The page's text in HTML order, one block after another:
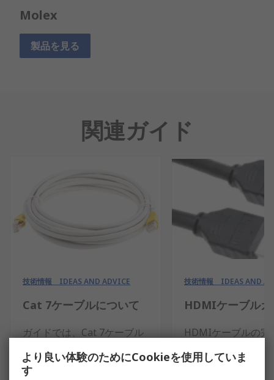
Molex
製品を見る
関連ガイド
技術情報 IDEAS AND ADVICE
Cat 7ケーブルについて
ガイドでは、Cat 7ケーブル
トケーブルとの違い。ま
た、Cat 7ケーブルのさまざ
技術情報 IDEAS AND
HDMIケーブルガ
HDMIケーブルの完
か、どのように使
より良い体験のためにCookieを使用していま
す